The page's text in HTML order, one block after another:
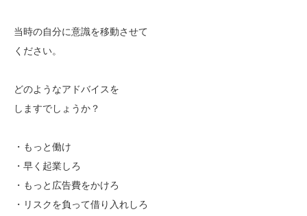
当時の自分に意識を移動させて
ください。
どのようなアドバイスを
しますでしょうか？
・もっと働け
・早く起業しろ
・もっと広告費をかけろ
・リスクを負って借り入れしろ